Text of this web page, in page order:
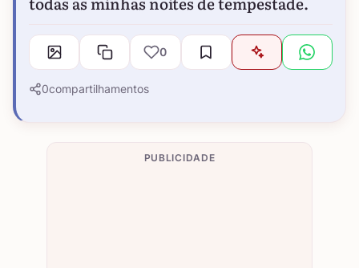
0
0compartilhamentos
PUBLICIDADE